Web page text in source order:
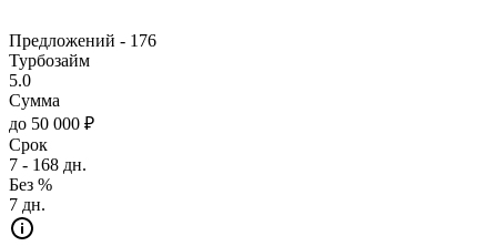
Предложений - 176
Турбозайм
5.0
Сумма
до 50 000 ₽
Срок
7 - 168 дн.
Без %
7 дн.